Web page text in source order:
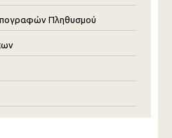
Πληθυσμού